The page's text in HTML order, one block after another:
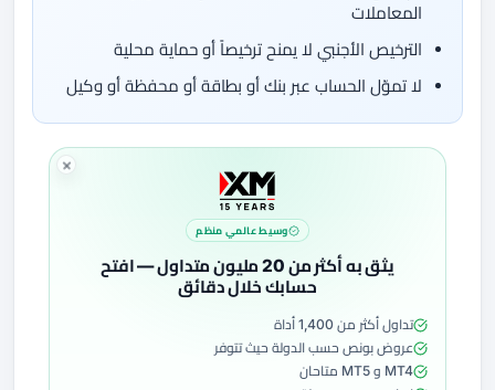
المعاملات
الترخيص الأجنبي لا يمنح ترخيصاً أو حماية محلية
لا تموّل الحساب عبر بنك أو بطاقة أو محفظة أو وكيل
وسيط عالمي منظم
يثق به أكثر من 20 مليون متداول — افتح
حسابك خلال دقائق
تداول أكثر من 1,400 أداة
عروض بونص حسب الدولة حيث تتوفر
MT4 و MT5 متاحان